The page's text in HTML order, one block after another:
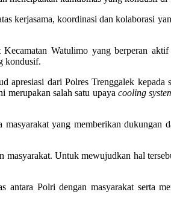
kerjasama, koordinasi dan kolaborasi
Watulimo yang berperan
kondusif.
dari Polres Trenggalek kepada
merupakan salah satu upaya cooling
yang memberikan dukungan
Untuk mewujudkan hal
Polri dengan masyarakat serta